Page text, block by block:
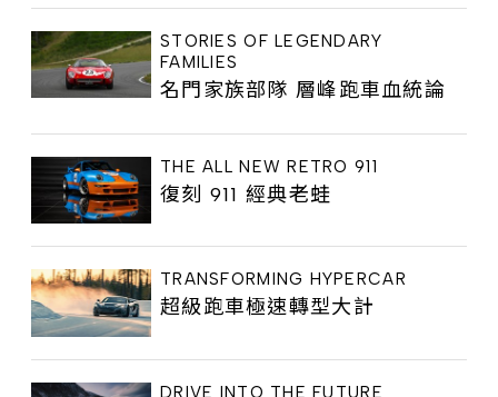
STORIES OF LEGENDARY
FAMILIES
名門家族部隊 層峰跑車血統論
THE ALL NEW RETRO 911
復刻 911 經典老蛙
TRANSFORMING HYPERCAR
超級跑車極速轉型大計
DRIVE INTO THE FUTURE